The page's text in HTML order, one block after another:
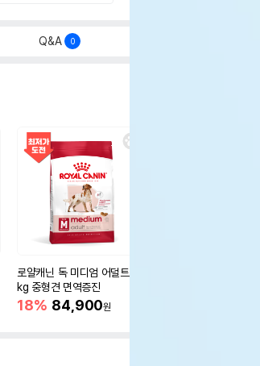
Q&A 0
로얄캐닌 독 미디엄 어덜트 10
kg 중형견 면역증진
18% 84,900원